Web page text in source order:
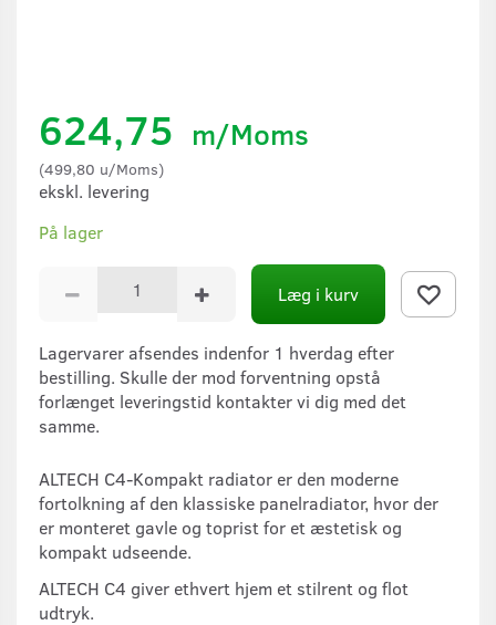
624,75 m/Moms
(499,80 u/Moms)
ekskl. levering
På lager
Læg i kurv
Lagervarer afsendes indenfor 1 hverdag efter
bestilling. Skulle der mod forventning opstå
forlænget leveringstid kontakter vi dig med det
samme.
ALTECH C4-Kompakt radiator er den moderne
fortolkning af den klassiske panelradiator, hvor der
er monteret gavle og toprist for et æstetisk og
kompakt udseende.
ALTECH C4 giver ethvert hjem et stilrent og flot
udtryk.